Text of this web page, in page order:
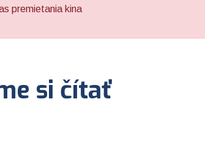
premietania kina
si čítať